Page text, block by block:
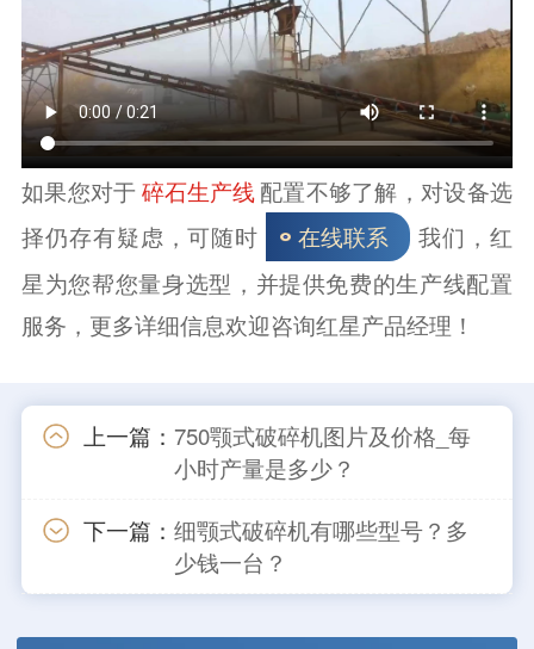
如果您对于碎石生产线 配置不够了解，对设备选
择仍存有疑虑，可随时
在线联系
我们，红
星为您帮您量身选型，并提供免费的生产线配置
服务，更多详细信息欢迎咨询红星产品经理！
上一篇： 750颚式破碎机图片及价格_每
小时产量是多少？
下一篇： 细颚式破碎机有哪些型号？多
少钱一台？